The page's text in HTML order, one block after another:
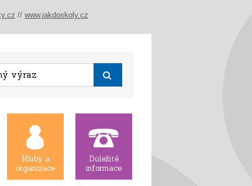
Kluby a
organizace
Důležité
informace
// www.jakdoskoly.cz